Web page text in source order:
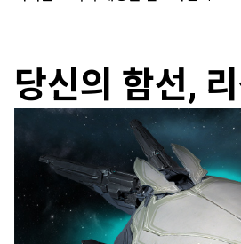
당신의 함선,